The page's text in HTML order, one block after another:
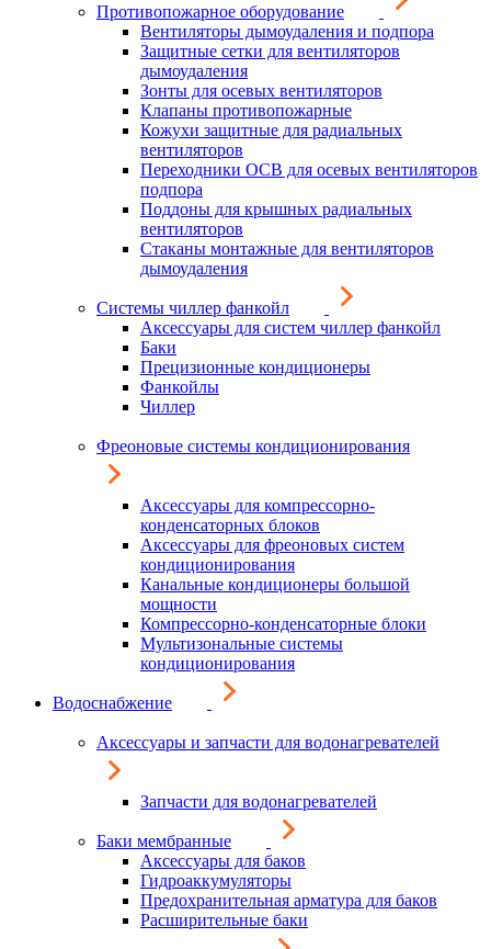
Противопожарное оборудование
Вентиляторы дымоудаления и подпора
Защитные сетки для вентиляторов
дымоудаления
Зонты для осевых вентиляторов
Клапаны противопожарные
Кожухи защитные для радиальных
вентиляторов
Переходники ОСВ для осевых вентиляторов
подпора
Поддоны для крышных радиальных
вентиляторов
Стаканы монтажные для вентиляторов
дымоудаления
Системы чиллер фанкойл
Аксессуары для систем чиллер фанкойл
Баки
Прецизионные кондиционеры
Фанкойлы
Чиллер
Фреоновые системы кондиционирования
Аксессуары для компрессорно-
конденсаторных блоков
Аксессуары для фреоновых систем
кондиционирования
Канальные кондиционеры большой
мощности
Компрессорно-конденсаторные блоки
Мультизональные системы
кондиционирования
Водоснабжение
Аксессуары и запчасти для водонагревателей
Запчасти для водонагревателей
Баки мембранные
Аксессуары для баков
Гидроаккумуляторы
Предохранительная арматура для баков
Расширительные баки